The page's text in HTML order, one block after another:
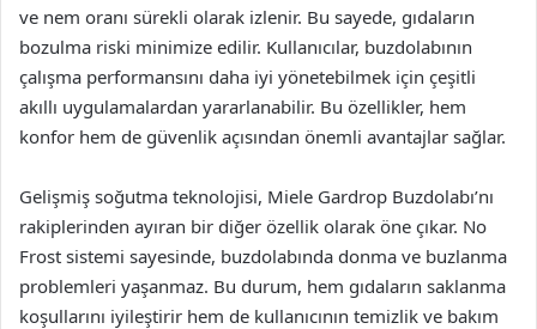
ve nem oranı sürekli olarak izlenir. Bu sayede, gıdaların
bozulma riski minimize edilir. Kullanıcılar, buzdolabının
çalışma performansını daha iyi yönetebilmek için çeşitli
akıllı uygulamalardan yararlanabilir. Bu özellikler, hem
konfor hem de güvenlik açısından önemli avantajlar sağlar.
Gelişmiş soğutma teknolojisi, Miele Gardrop Buzdolabı’nı
rakiplerinden ayıran bir diğer özellik olarak öne çıkar. No
Frost sistemi sayesinde, buzdolabında donma ve buzlanma
problemleri yaşanmaz. Bu durum, hem gıdaların saklanma
koşullarını iyileştirir hem de kullanıcının temizlik ve bakım